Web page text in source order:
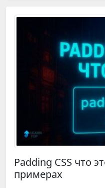
Padding CSS что
примерах